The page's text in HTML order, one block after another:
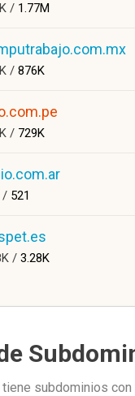
/ 1.77M
/ 876K
/ 729K
/ 521
/ 3.28K
tiene subdominios con